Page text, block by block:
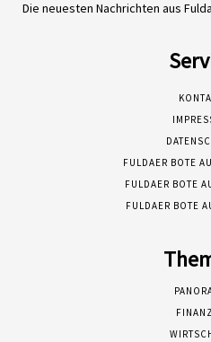
Die neuesten Nachrichten aus
FULDAER BOTE
FULDAER BOTE
FULDAER BOTE